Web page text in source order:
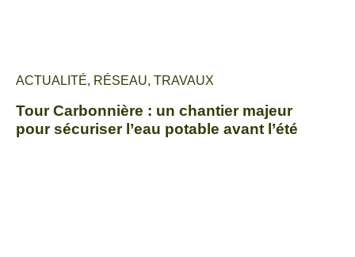
ACTUALITÉ, RÉSEAU, TRAVAUX
Tour Carbonnière : un chantier majeur
pour sécuriser l’eau potable avant l’été